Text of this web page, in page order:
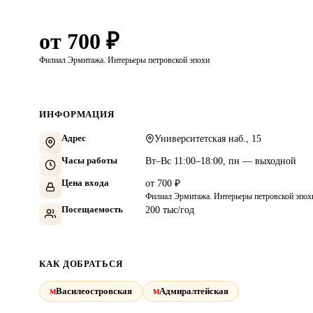
от 700 ₽
Филиал Эрмитажа. Интерьеры петровской эпохи
ИНФОРМАЦИЯ
Адрес Университетская наб., 15
Часы работы Вт–Вс 11:00–18:00, пн — выходной
Цена входа от 700 ₽
Филиал Эрмитажа. Интерьеры петровской
Посещаемость 200 тыс/год
КАК ДОБРАТЬСЯ
Василеостровская Адмиралтейская